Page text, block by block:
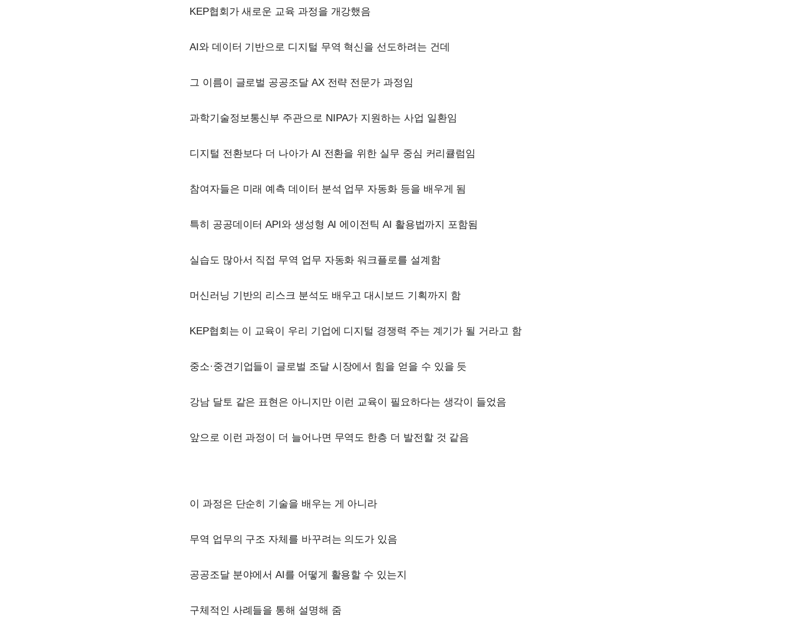
KEP협회가 새로운 교육 과정을 개강했음
AI와 데이터 기반으로 디지털 무역 혁신을 선도하려는 건데
그 이름이 글로벌 공공조달 AX 전략 전문가 과정임
과학기술정보통신부 주관으로 NIPA가 지원하는 사업 일환임
디지털 전환보다 더 나아가 AI 전환을 위한 실무 중심 커리큘럼임
참여자들은 미래 예측 데이터 분석 업무 자동화 등을 배우게 됨
특히 공공데이터 API와 생성형 AI 에이전틱 AI 활용법까지 포함됨
실습도 많아서 직접 무역 업무 자동화 워크플로를 설계함
머신러닝 기반의 리스크 분석도 배우고 대시보드 기획까지 함
KEP협회는 이 교육이 우리 기업에 디지털 경쟁력 주는 계기가 될 거라고 함
중소·중견기업들이 글로벌 조달 시장에서 힘을 얻을 수 있을 듯
강남 달토 같은 표현은 아니지만 이런 교육이 필요하다는 생각이 들었음
앞으로 이런 과정이 더 늘어나면 무역도 한층 더 발전할 것 같음
이 과정은 단순히 기술을 배우는 게 아니라
무역 업무의 구조 자체를 바꾸려는 의도가 있음
공공조달 분야에서 AI를 어떻게 활용할 수 있는지
구체적인 사례들을 통해 설명해 줌